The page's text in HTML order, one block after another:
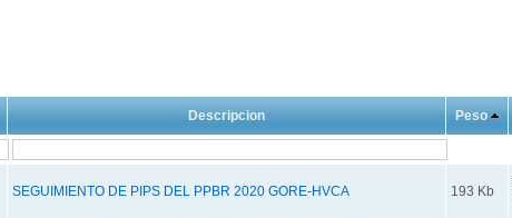
Descripcion Peso
SEGUIMIENTO DE PIPS DEL PPBR 2020 GORE-HVCA 193 Kb